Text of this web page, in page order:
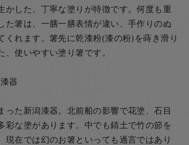
かした、丁寧な塗りが特徴です。何度も重
た箸は、一膳一膳表情が違い、手作りのぬ
くれます。箸先に乾漆粉(漆の粉)を蒔き滑り
、使いやすい塗り箸です。
器
った新潟漆器。北前船の影響で花塗、石目
彩な塗があります。中でも錆土で竹の節を
現在では幻のお箸といっても過言ではあり